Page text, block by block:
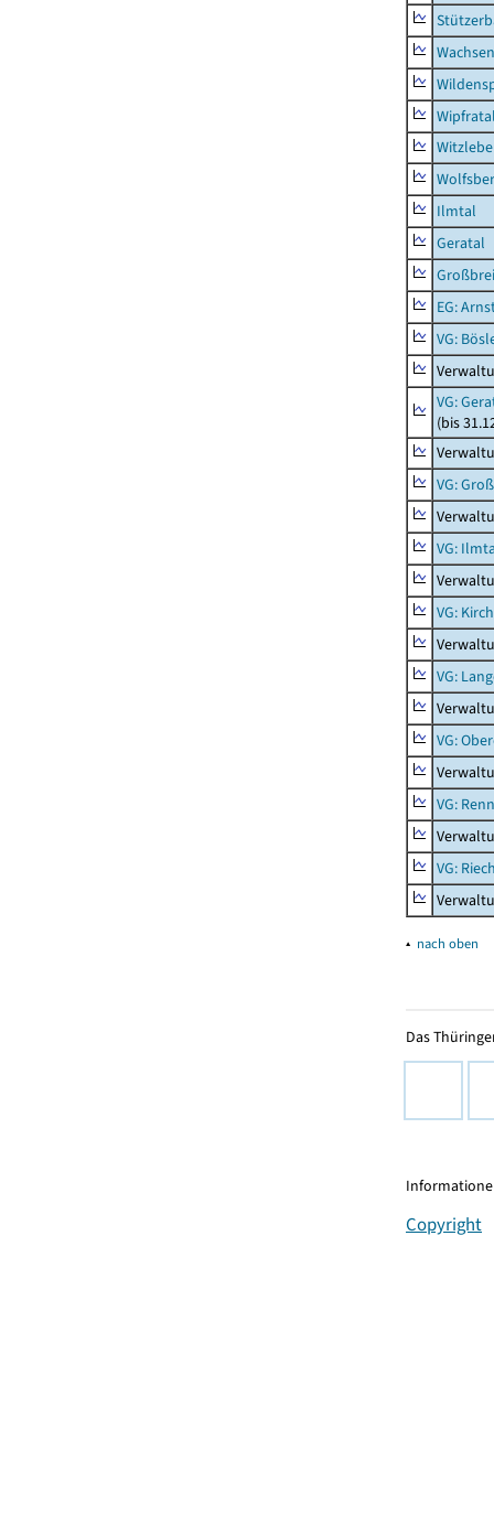
Ilmtal
Geratal
EG:
VG:
VG:
(bis
VG:
VG:
VG:
VG:
VG:
VG:
VG:
▴ nach oben
Das
Copyright